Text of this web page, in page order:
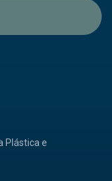
Plástica e